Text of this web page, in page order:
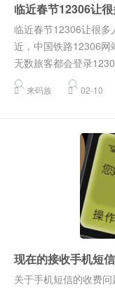
源接收资讯,手机短
临近春节12306让
临近春节12306让很
近，中国铁路12306网
无数旅客都会登录
来码族 02-10
现在的接收手机短
关于手机短信的收费